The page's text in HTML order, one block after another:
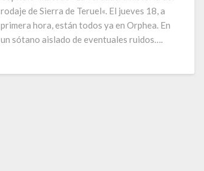
rodaje de Sierra de Teruel«. El jueves 18, a
primera hora, están todos ya en Orphea. En
un sótano aislado de eventuales ruidos….